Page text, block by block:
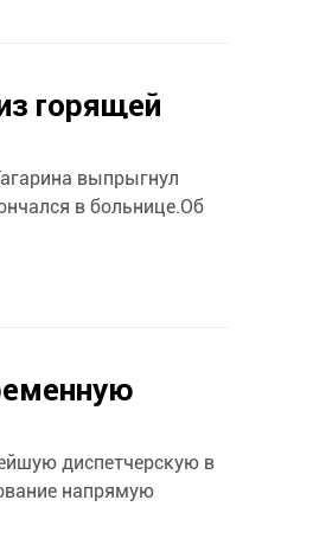
горящей
выпрыгнул
в больнице.Об
диспетчерскую в
напрямую